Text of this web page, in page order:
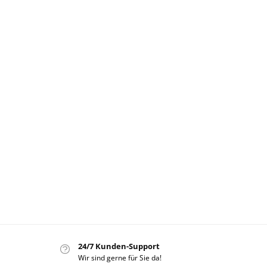
24/7 Kunden-Support
Wir sind gerne für Sie da!